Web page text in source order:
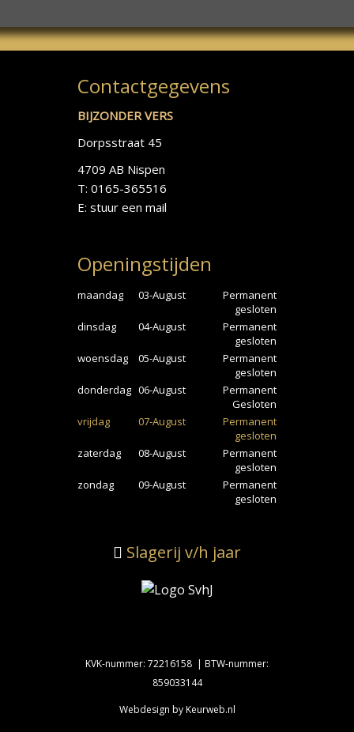
Contactgegevens
BIJZONDER VERS
Dorpsstraat 45
4709 AB Nispen
T: 0165-365516
E: stuur een mail
Openingstijden
maandag 03-August
Permanent
gesloten
dinsdag
04-August
Permanent
gesloten
woensdag
05-August
Permanent
gesloten
donderdag 06-August
Permanent
Gesloten
vrijdag
07-August
Permanent
gesloten
zaterdag
08-August
Permanent
gesloten
zondag
09-August
Permanent
gesloten
Slagerij v/h jaar
KVK-nummer: 72216158 | BTW-nummer:
859033144
Webdesign by Keurweb.nl